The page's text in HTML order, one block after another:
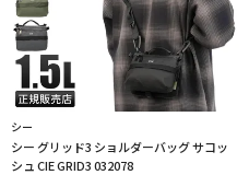
シー
シー グリッド3 ショルダーバッグ サコッ
シュ CIE GRID3 032078